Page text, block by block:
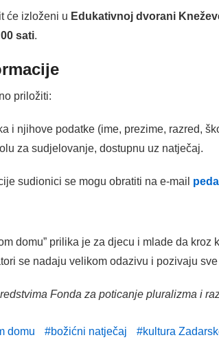
će izloženi u Edukativnoj dvorani
sati.
priložiti:
i njihove podatke (ime, prezime, razred,
za sudjelovanje, dostupnu uz natječaj.
sudionici se mogu obratiti na e-mail
domu” prilika je za djecu i mlade da
se nadaju velikom odazivu i pozivaju
Fonda za poticanje pluralizma i
domu božićni natječaj kultura